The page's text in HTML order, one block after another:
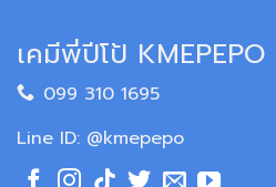
เคมีพี่ปีโป้ KMEPEPO
099 310 1695
Line ID: @kmepepo